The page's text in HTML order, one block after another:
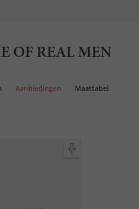
OF REAL MEN
Aanbiedingen Maattabel